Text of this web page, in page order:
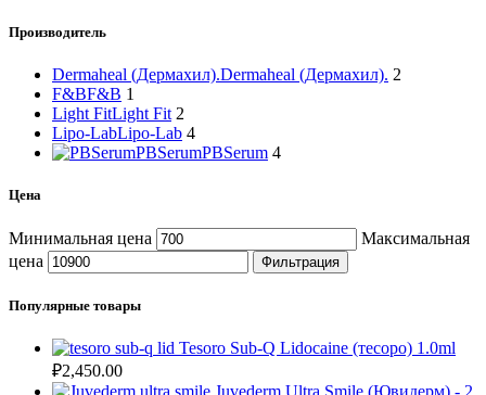
Производитель
Dermaheal (Дермахил).Dermaheal (Дермахил). 2
F&BF&B 1
Light FitLight Fit 2
Lipo-LabLipo-Lab 4
PBSerumPBSerum 4
Цена
Минимальная цена
Максимальная
цена
Фильтрация
Популярные товары
Tesoro Sub-Q Lidocaine (тесоро) 1.0ml
₽2,450.00